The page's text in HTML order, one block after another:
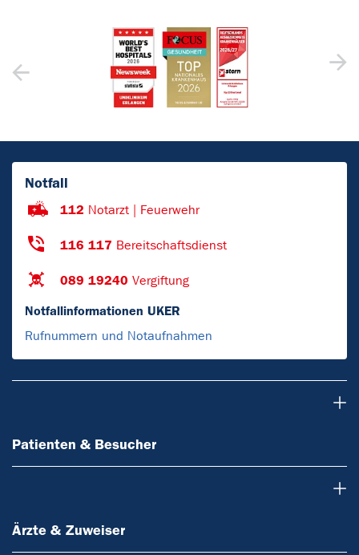
Notfall
112 Notarzt | Feuerwehr
116 117 Bereitschaftsdienst
089 19240 Vergiftung
Notfallinformationen UKER
Rufnummern und Notaufnahmen
Patienten & Besucher
Ärzte & Zuweiser